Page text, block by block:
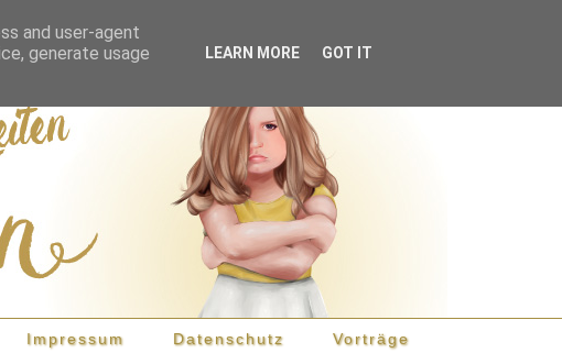
Impressum Datenschutz Vorträge
and user-agent
generate usage
LEARN MORE GOT IT